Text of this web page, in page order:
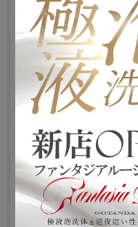
覚えていない
ご希望日
※必須項目
ご希望時間（ご案内時間）
※必須項目